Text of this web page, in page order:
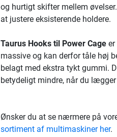
og hurtigt skifter mellem
at justere eksisterende holdere.
Taurus Hooks til Power Cageer
massive og kan derfor tåle høj
belagt med ekstra tykt gummi.
betydeligt mindre, når du
Ønsker du at se nærmere på
sortiment af multimaskiner her.